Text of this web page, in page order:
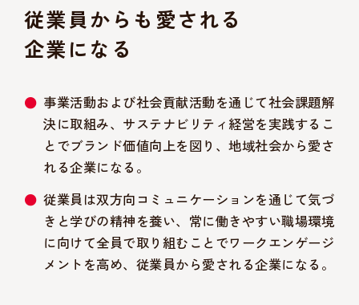
従業員からも愛される
企業になる
事業活動および社会貢献活動を通じて社会課題解
決に取組み、サステナビリティ経営を実践するこ
とでブランド価値向上を図り、地域社会から愛さ
れる企業になる。
従業員は双方向コミュニケーションを通じて気づ
きと学びの精神を養い、常に働きやすい職場環境
に向けて全員で取り組むことでワークエンゲージ
メントを高め、従業員から愛される企業になる。